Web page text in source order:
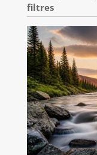
filtres